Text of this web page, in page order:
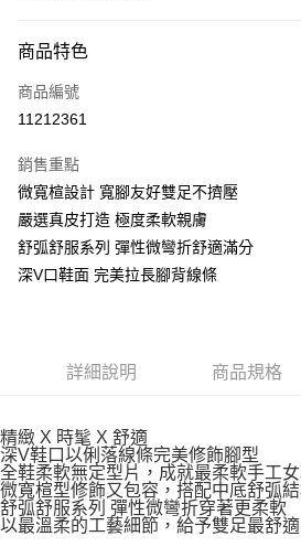
信用卡一次付款
LINE Pay
街口支付
悠遊付
AFTEE先享後付
便利好安心！
１．簡單：不需註冊會員、不需綁卡、不需儲值
【「AFTEE先享後付」結帳流程】
１．於結帳方式選擇「AFTEE先享後付」後，
結帳頁面，進行簡訊認證並確認金額後，即可
２．訂單成立數日內，您將收到繳費通知簡訊
３．收到繳費通知簡訊後14天內，點擊此簡訊
宅配通
每筆NT$100，滿NT$999(含以上)免運費
商品特色
商品編號
11212361
銷售重點
微寬楦設計 寬腳友好雙足不擠壓
嚴選真皮打造 極度柔軟親膚
舒弧舒服系列 彈性微彎折舒適滿分
深V口鞋面 完美拉長腳背線條
詳細說明 商品規格
精緻 X 時髦 X 舒適
深V鞋口以俐落線條完美修飾腳型
全鞋柔軟無定型片，成就最柔軟手工
微寬楦型修飾又包容，搭配中底舒弧
舒弧舒服系列 彈性微彎折穿著更柔軟
以最溫柔的工藝細節，給予雙足最舒適